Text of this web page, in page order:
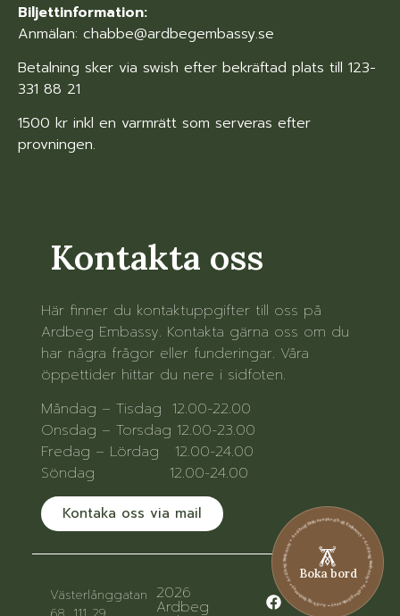
Biljettinformation:
Anmälan: chabbe@ardbegembassy.se
Betalning sker via swish efter bekräftad plats till 123-
331 88 21
1500 kr inkl en varmrätt som serveras efter
provningen.
Ardbeg Embassy • Ardbeg Embassy • Ardbeg Embassy • Ardbeg Embassy • Ardbeg Embassy • Ardbeg Embassy
Boka bord
Kontakta oss
Här finner du kontaktuppgifter till oss på
Ardbeg Embassy. Kontakta gärna oss om du
har några frågor eller funderingar. Våra
öppettider hittar du nere i sidfoten.
Måndag – Tisdag 12.00-22.00
Onsdag – Torsdag 12.00-23.00
Fredag – Lördag 12.00-24.00
Söndag 12.00-24.00
Kontaka oss via mail
Västerlånggatan 2026
Ardbeg